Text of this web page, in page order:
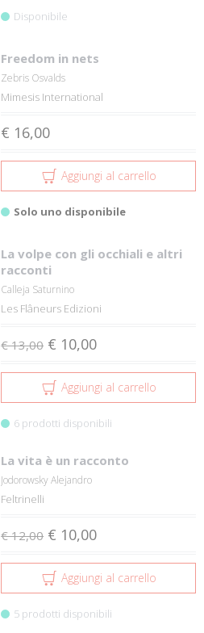
Disponibile
Freedom in nets
Zebris Osvalds
Mimesis International
€ 16,00
Aggiungi al carrello
Solo uno disponibile
La volpe con gli occhiali e altri
racconti
Calleja Saturnino
Les Flâneurs Edizioni
€ 13,00 € 10,00
Aggiungi al carrello
6 prodotti disponibili
La vita è un racconto
Jodorowsky Alejandro
Feltrinelli
€ 12,00 € 10,00
Aggiungi al carrello
5 prodotti disponibili